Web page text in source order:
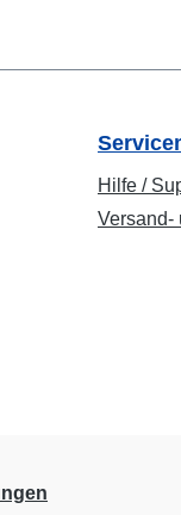
Hilfe /
Versand-